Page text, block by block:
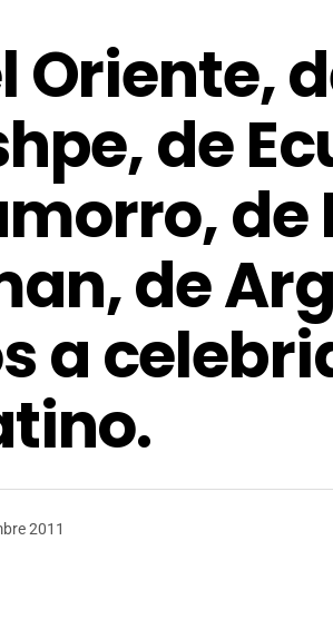
Oriente,
de
de
de
a
2011